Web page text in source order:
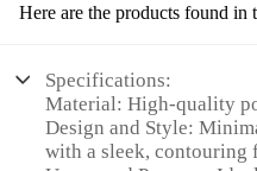
Here are the products found in
Specifications:
Material: High-quality
Design and Style:
with a sleek, contouring